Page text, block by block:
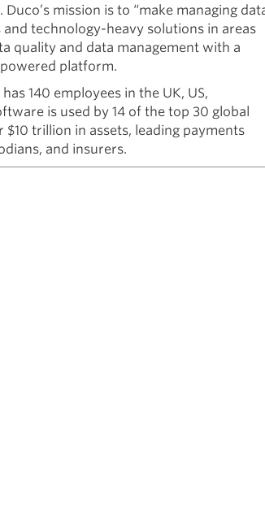
mission is to “make managing
and technology-heavy solutions in areas
quality and data management with a
platform.
140 employees in the UK, US,
is used by 14 of the top 30 global
trillion in assets, leading payments
and insurers.